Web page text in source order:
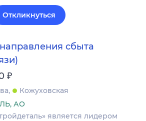
Откликнуться
сбыта
₽
Кожуховская
АО
является лидером